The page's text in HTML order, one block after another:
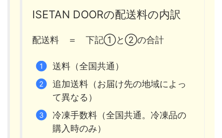
ISETAN DOORの配送料の内訳
配送料 ＝ 下記①と②の合計
送料（全国共通）
追加送料（お届け先の地域によっ
て異なる）
冷凍手数料（全国共通。冷凍品の
購入時のみ）